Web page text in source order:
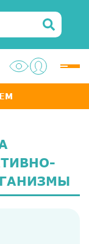
Услуги
Диагностика